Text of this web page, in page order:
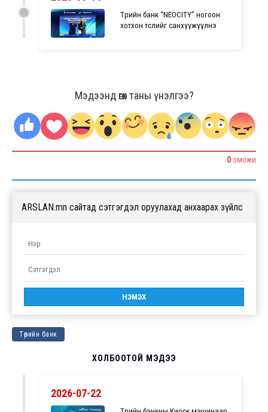
Төрийн банк “NEOCITY” ногоон
хотхон төслийг санхүүжүүлнэ
Мэдээнд өгөх таны үнэлгээ?
0 ЭМОЖИ
ARSLAN.mn сайтад сэтгэгдэл оруулахад анхаарах зүйлс
Төрийн банк
ХОЛБООТОЙ МЭДЭЭ
2026-07-22